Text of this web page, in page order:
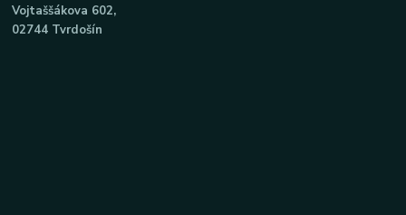
Vojtaššákova 602,
02744 Tvrdošín